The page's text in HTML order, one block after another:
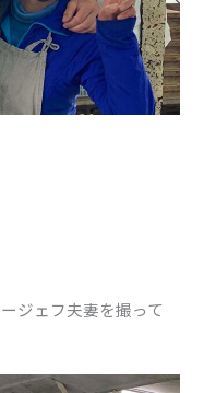
ジェフ夫妻を撮って